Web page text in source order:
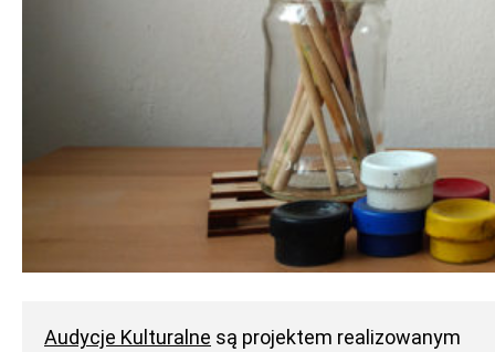
Audycje Kulturalne są projektem realizowanym